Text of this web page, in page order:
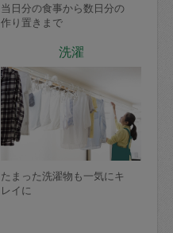
当日分の食事から数日分の
作り置きまで
洗濯
たまった洗濯物も一気にキ
レイに